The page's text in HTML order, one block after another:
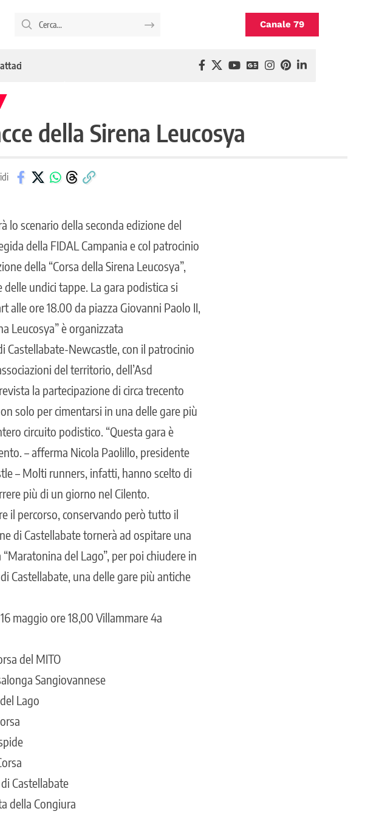
Canale 79
della Sirena Leucosya
lo scenario della seconda edizione del
della FIDAL Campania e col patrocinio
della “Corsa della Sirena Leucosya”,
undici tappe. La gara podistica si
alle ore 18.00 da piazza Giovanni Paolo II,
Leucosya” è organizzata
Castellabate-Newcastle, con il patrocinio
del territorio, dell’Asd
la partecipazione di circa trecento
solo per cimentarsi in una delle gare più
circuito podistico. “Questa gara è
– afferma Nicola Paolillo, presidente
– Molti runners, infatti, hanno scelto di
più di un giorno nel Cilento.
il percorso, conservando però tutto il
di Castellabate tornerà ad ospitare una
del Lago”, per poi chiudere in
Castellabate, una delle gare più antiche
maggio ore 18,00 Villammare 4a
del MITO
Sangiovannese
Lago
Castellabate
della Congiura